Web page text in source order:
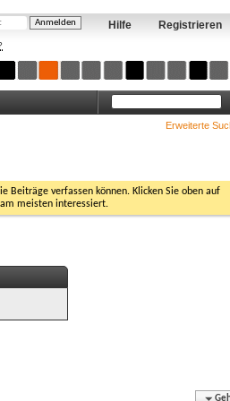
Registrieren
Hilfe
Erweiterte
Beiträge verfassen können. Klicken Sie oben auf
am meisten interessiert.